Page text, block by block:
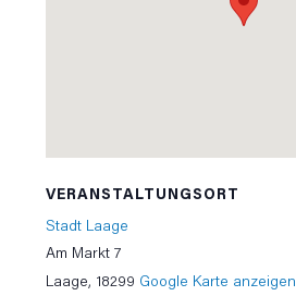
VERANSTALTUNGSORT
Stadt Laage
Am Markt 7
Laage, 18299 Google Karte anzeigen